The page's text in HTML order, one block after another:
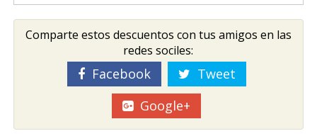
Comparte estos descuentos con tus amigos en las
redes sociles:
Facebook
Tweet
Google+